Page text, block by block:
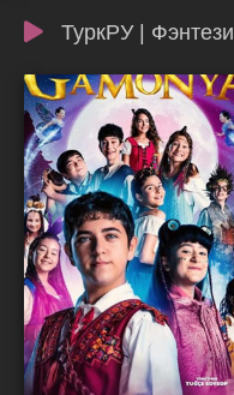
ТуркРУ | Фэнтези